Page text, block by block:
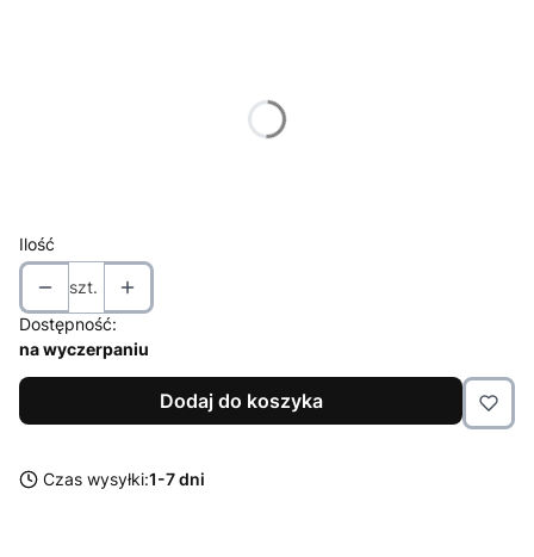
Ilość
szt.
Dostępność:
na wyczerpaniu
Dodaj do koszyka
Czas wysyłki:1-7 dni